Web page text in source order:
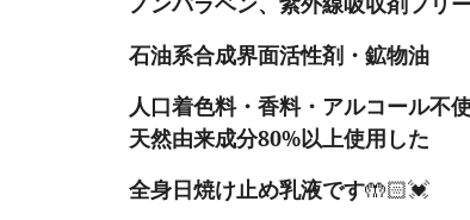
石油系合成界面活性剤・鉱物油
人口着色料・香料・アルコール不
天然由来成分80%以上使用した
全身日焼け止め乳液です🤲🏻💓